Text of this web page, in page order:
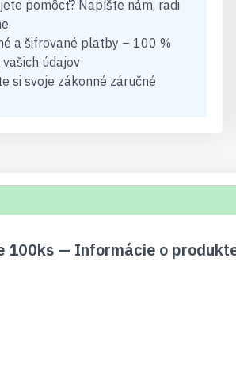
pomôcť? Napíšte nám, radi
a šifrované platby – 100 %
údajov
si svoje zákonné záručné
100ks — Informácie o